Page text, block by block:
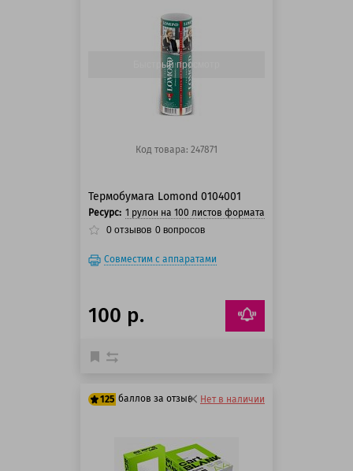
Быстрый просмотр
Код товара: 247871
Термобумага Lomond 0104001
Ресурс: 1 рулон на 100 листов формата A4
0 отзывов 0 вопросов
Совместим с аппаратами
100 р.
125 баллов за отзыв
125 баллов
125 баллов
Нет в наличии